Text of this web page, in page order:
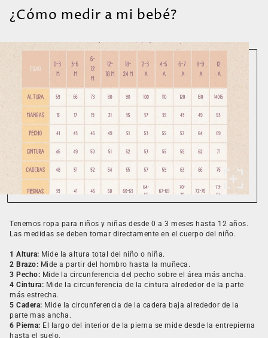
¿Cómo medir a mi bebé?
Tenemos ropa para niños y niñas desde 0 a 3 meses hasta 12 años.
Las medidas se deben tomar directamente en el cuerpo del niño.
1 Altura: Mide la altura total del niño o niña.
2 Brazo: Mide a partir del hombro hasta la muñeca.
3 Pecho: Mide la circunferencia del pecho sobre el área más ancha.
4 Cintura: Mide la circunferencia de la cintura alrededor de la parte
más estrecha.
5 Cadera: Mide la circunferencia de la cadera baja alrededor de la
parte mas ancha.
6 Pierna: El largo del interior de la pierna se mide desde la entrepierna
hasta el suelo.